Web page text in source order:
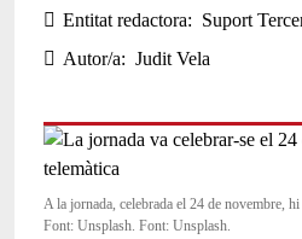
Entitat redactora
Suport
Autor/a
Judit Vela
A la jornada, celebrada el 24 de novembre,
Font: Unsplash. Font: Unsplash.